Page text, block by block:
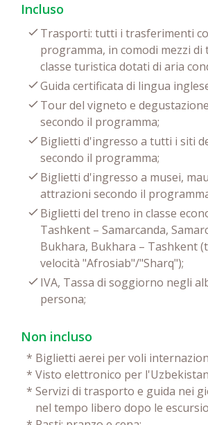
Incluso
Trasporti: tutti i trasferimenti
programma, in comodi mezzi
classe turistica dotati di aria
Guida certificata di lingua
Tour del vigneto e
secondo il programma;
Biglietti d'ingresso a tutti i siti
secondo il programma;
Biglietti d'ingresso a musei,
attrazioni secondo il
Biglietti del treno in classe
Tashkent – Samarcanda,
Bukhara, Bukhara – Tashkent
velocità "Afrosiab"/"Sharq");
IVA, Tassa di soggiorno negli
persona;
Non incluso
* Biglietti aerei per voli
* Visto elettronico per
* Servizi di trasporto e guida nei
nel tempo libero dopo le